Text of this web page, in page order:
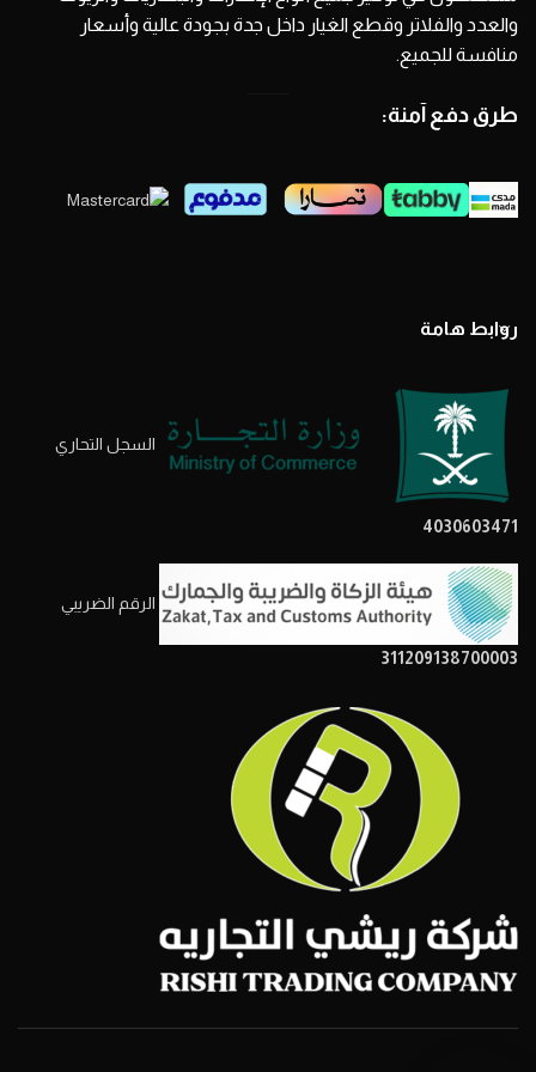
والعدد والفلاتر وقطع الغيار داخل جدة بجودة عالية وأسعار
منافسة للجميع.
طرق دفع آمنة:
روابط هامة
السجل التحاري
4030603471
الرقم الضريبي
311209138700003